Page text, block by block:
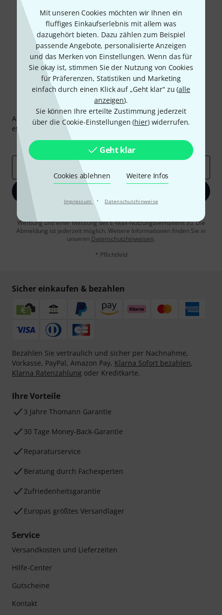
Mit unseren Cookies möchten wir Ihnen ein
fluffiges Einkaufserlebnis mit allem was
dazugehört bieten. Dazu zählen zum Beispiel
passende Angebote, personalisierte Anzeigen
und das Merken von Einstellungen. Wenn das für
Sie okay ist, stimmen Sie der Nutzung von Cookies
für Präferenzen, Statistiken und Marketing
einfach durch einen Klick auf „Geht klar“ zu (alle
anzeigen).
Sie können Ihre erteilte Zustimmung jederzeit
über die Cookie-Einstellungen (hier) widerrufen.
Geht klar
Cookies ablehnen Weitere Infos
Impressum · Datenschutzhinweise
Teilen Hilfe & Feedback
Thomann Newsletter
Abonniere den Thomann Newsletter und gewinne mit
etwas Glück einen von
50 Gutscheinenüber jeweils
Inspirierende Beiträge
Deals Thomann Insights
Jetzt anmelden
Mit Klick auf „Jetzt anmelden“ stimmen Sie dem Erhalt von E-Mail-
Werbung und einer Messung des E-Mail-Nutzungsverhaltens zu. Die
Abmeldung ist jederzeit möglich. Weitere Informationen finden Sie in
unseren Datenschutzhinweisen.
* Pflichtfeld
Sicher einkaufen & bezahlen
Bezahlen Sie vertraulich und sicher per Nachnahme,
Vorkasse, PayPal, Amazon Pay, Klarna Sofort bezahlen,
Klarna Ratenzahlung oder Kreditkarte.
Ihre Vorteile
3 Jahre Thomann Garantie
30 Tage Money-Back-Garantie
Reparaturservice
Beratung durch Fachexperten
Zufriedenheitsgarantie
Europas größtes Versandlager
Service
Versandkosten und Lieferzeiten
Hilfe-Center
Gutscheine
Kontakt